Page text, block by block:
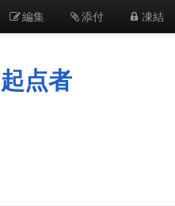
編集 添付 凍結
点者